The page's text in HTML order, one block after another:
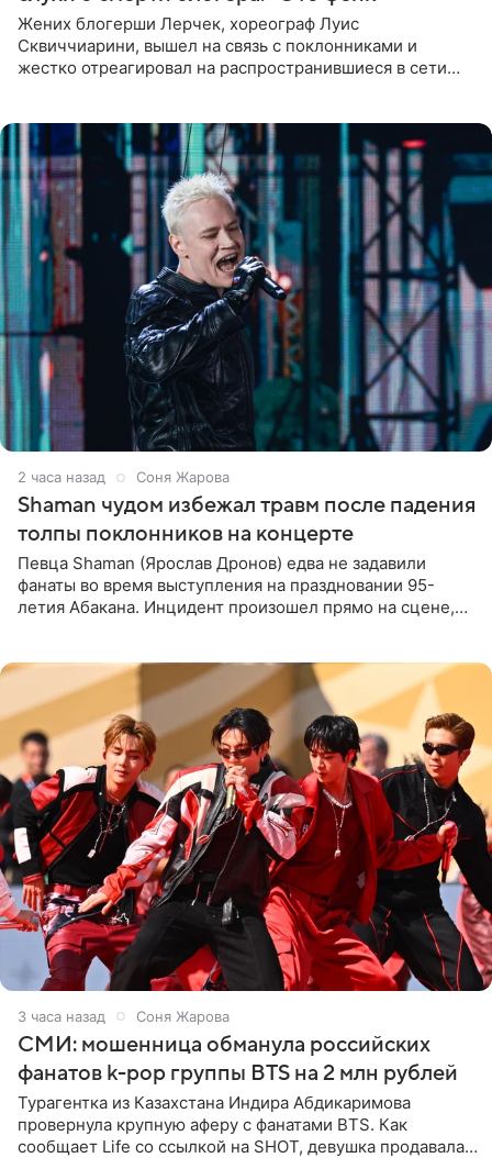
Жених блогерши Лерчек, хореограф Луис
Сквиччиарини, вышел на связь с поклонниками и
жестко отреагировал на распространившиеся в сети
2 часа назад Соня Жарова
Shaman чудом избежал травм после падения
толпы поклонников на концерте
Певца Shaman (Ярослав Дронов) едва не задавили
фанаты во время выступления на праздновании 95-
летия Абакана. Инцидент произошел прямо на сцене,
3 часа назад Соня Жарова
СМИ: мошенница обманула российских
фанатов k-pop группы BTS на 2 млн рублей
Турагентка из Казахстана Индира Абдикаримова
провернула крупную аферу с фанатами BTS. Как
сообщает Life со ссылкой на SHOT, девушка продавала